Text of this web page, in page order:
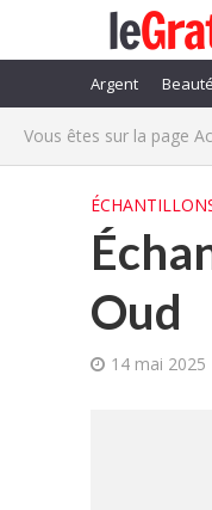
Argent Beauté
Vous êtes sur la page
Oud
14 mai 2025